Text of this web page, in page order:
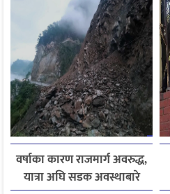
जितिन् एक लाख
वर्षाका कारण राजमार्ग अवरुद्ध,
यात्रा अघि सडक अवस्थाबारे